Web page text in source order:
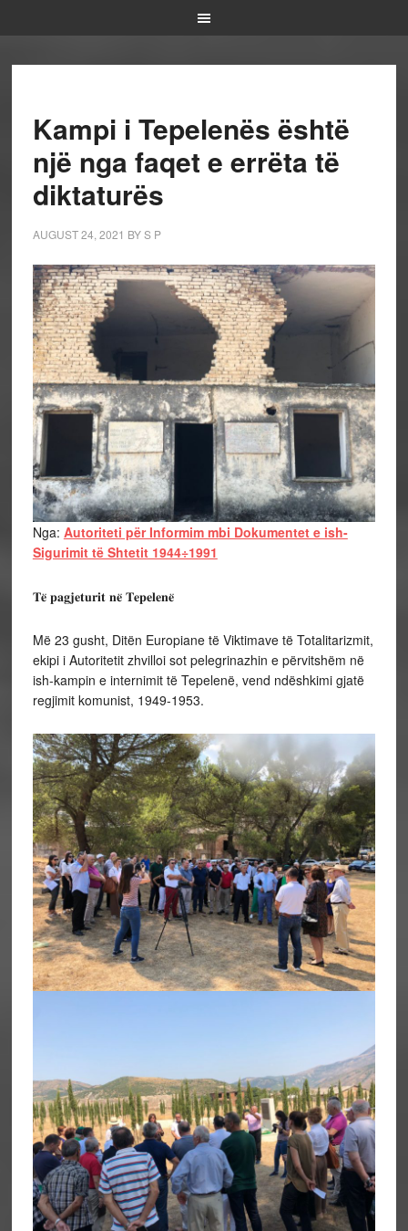
Kampi i Tepelenës është
një nga faqet e errëta të
diktaturës
AUGUST 24, 2021 BYS P
Nga: Autoriteti për Informim mbi Dokumentet e ish-
Sigurimit të Shtetit 1944÷1991
𝐓𝐞̈ 𝐩𝐚𝐠𝐣𝐞𝐭𝐮𝐫𝐢𝐭 𝐧𝐞̈ 𝐓𝐞𝐩𝐞𝐥𝐞𝐧𝐞̈
Më 23 gusht, Ditën Europiane të Viktimave të Totalitarizmit,
ekipi i Autoritetit zhvilloi sot pelegrinazhin e përvitshëm në
ish-kampin e internimit të Tepelenë, vend ndëshkimi gjatë
regjimit komunist, 1949-1953.